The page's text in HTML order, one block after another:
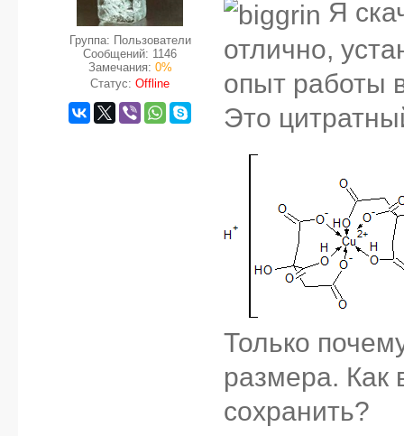
Группа: Пользователи
Сообщений: 1146
Замечания: 0%
Статус: Offline
Я
отлично,
опыт работы
Это
Только
размера.
сохранить?